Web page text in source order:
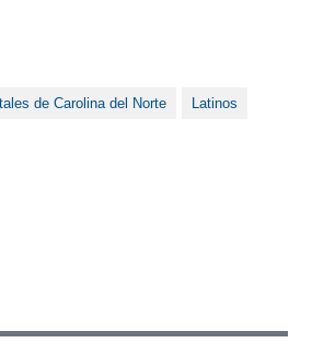
de Carolina del Norte Latinos